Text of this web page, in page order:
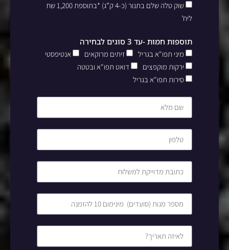
שוק טלה שלם בתנור (כ-4 ק”ג) *בתוספת 1,200 שח
ליח’
תוספות חמות -עד 3 סוגים לבחירה
מיני תפו"א בגריל זיתים מרוקאים
אנטיפסטי
ירקות מוקפצים
דואט תפו"א ובטטה
סירות תפו"א בגריל